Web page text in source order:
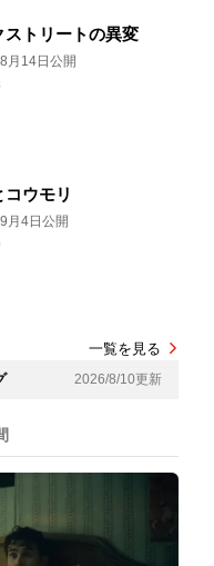
ストリートの異変
月14日公開
コウモリ
月4日公開
一覧を見る
2026/8/10更新